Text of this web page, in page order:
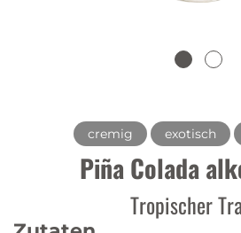
cremig exotisch
Piña Colada
Tropischer